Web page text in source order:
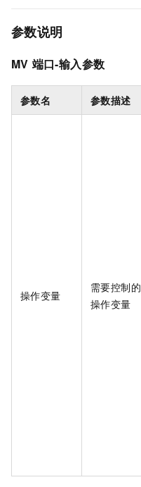
参数说明
MV 端口-输入参数
参数名 参数描述
操作变量
需要控制的
操作变量